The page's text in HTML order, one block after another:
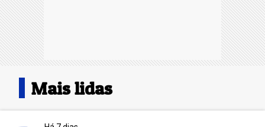
Mais lidas